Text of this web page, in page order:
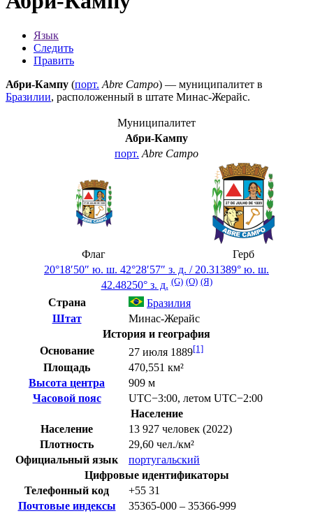
Язык
Следить
Править
Абри-Кампу (порт. Abre Campo) — муниципалитет в
Бразилии, расположенный в штате Минас-Жерайс.
Муниципалитет
Абри-Кампу
порт. Abre Campo
Флаг
Герб
20°18′50″ ю. ш. 42°28′57″ з. д. / 20.31389° ю. ш.
42.48250° з. д. (G) (O) (Я)
Страна
Бразилия
Штат
Минас-Жерайс
История и география
Основание
27 июля 1889[1]
Площадь
470,551 км²
Высота центра
909 м
Часовой пояс
UTC−3:00, летом UTC−2:00
Население
Население
13 927 человек (2022)
Плотность
29,60 чел./км²
Официальный язык
португальский
Цифровые идентификаторы
Телефонный код
+55 31
Почтовые индексы
35365-000 – 35366-999